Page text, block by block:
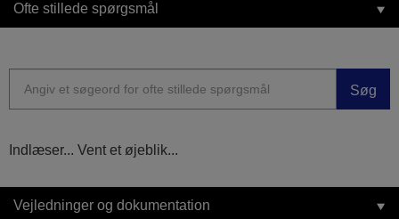
Ofte stillede spørgsmål
Søg
Indlæser... Vent et øjeblik...
Vejledninger og dokumentation